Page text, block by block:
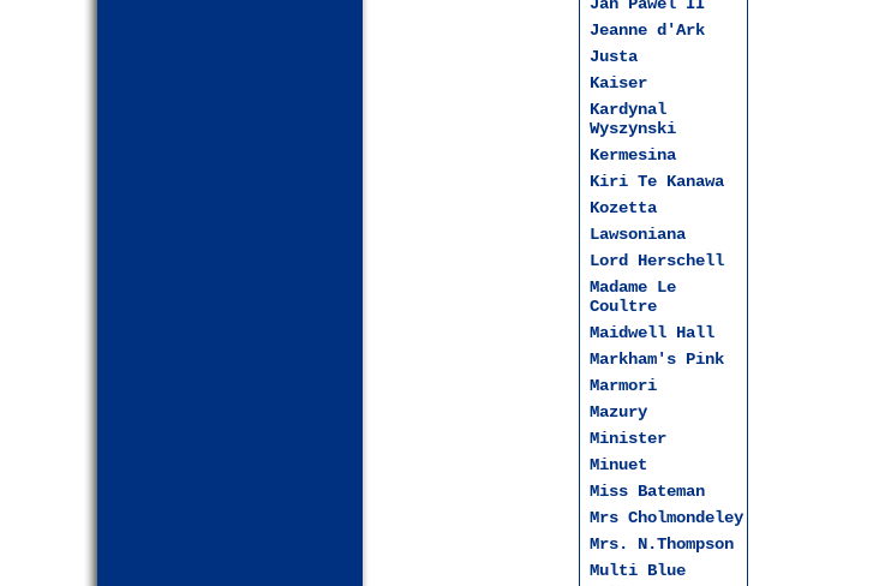
Jeanne d'Ark
Justa
Kaiser
Kardynal
Wyszynski
Kermesina
Kiri Te Kanawa
Kozetta
Lawsoniana
Lord Herschell
Madame Le
Coultre
Maidwell Hall
Markham's Pink
Marmori
Mazury
Minister
Minuet
Miss Bateman
Mrs Cholmondeley
Mrs. N.Thompson
Multi Blue